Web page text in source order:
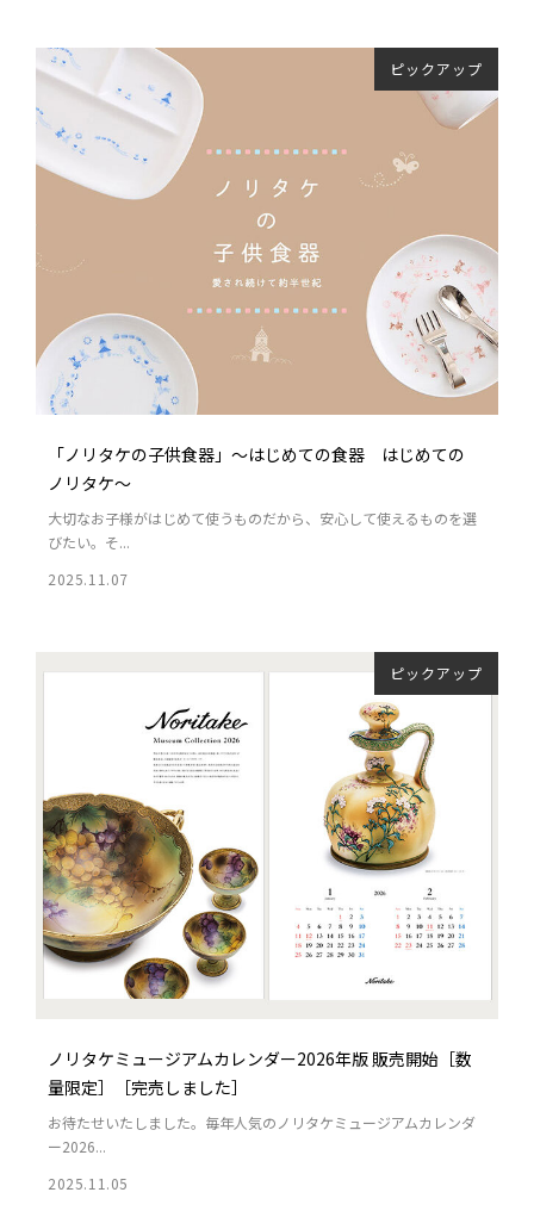
ピックアップ
「ノリタケの子供食器」～はじめての食器 はじめての
ノリタケ～
大切なお子様がはじめて使うものだから、安心して使えるものを選
びたい。そ...
2025.11.07
ピックアップ
ノリタケミュージアムカレンダー2026年版 販売開始［数
量限定］［完売しました］
お待たせいたしました。毎年人気のノリタケミュージアムカレンダ
ー2026...
2025.11.05